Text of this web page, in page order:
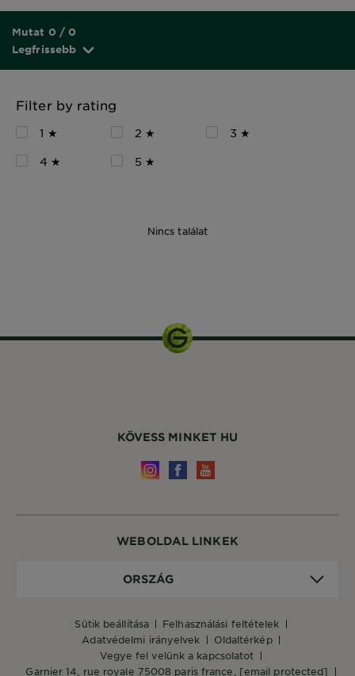
Mutat 0 / 0
Legfrissebb
Filter by rating
1 ★ 2 ★
3 ★
4 ★
5 ★
Nincs találat
WEBOLDAL LINKEK
sütik beállítása
felhasználási feltételek
adatvédelmi irányelvek
oldaltérkép
vegye fel velünk a kapcsolatot
garnier 14, rue royale 75008 paris france, [email protected]
ORSZÁG
KÖVESS MINKET HU